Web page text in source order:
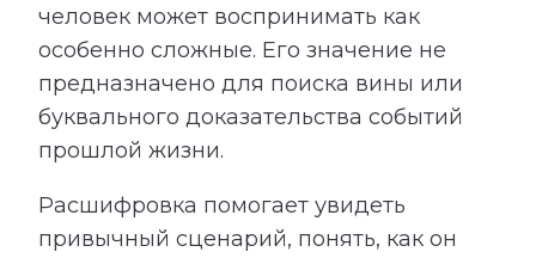
человек может воспринимать как
особенно сложные. Его значение не
предназначено для поиска вины или
буквального доказательства событий
прошлой жизни.
Расшифровка помогает увидеть
привычный сценарий, понять, как он